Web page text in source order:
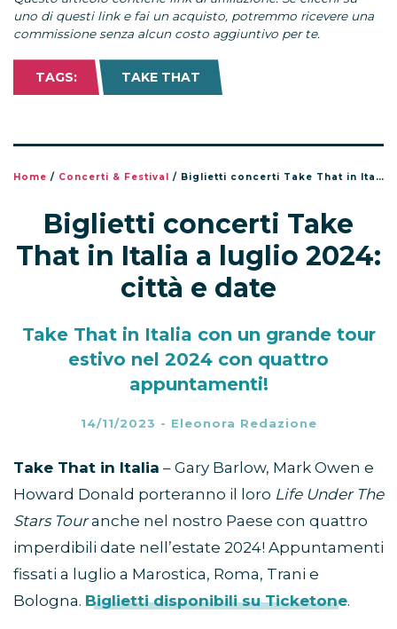
uno di questi link e fai un acquisto, potremmo ricevere una
commissione senza alcun costo aggiuntivo per te.
TAGS: TAKE THAT
Home / Concerti & Festival / Biglietti concerti Take That in Italia a luglio 2024: città e date
Biglietti concerti Take
That in Italia a luglio 2024:
città e date
Take That in Italia con un grande tour
estivo nel 2024 con quattro
appuntamenti!
14/11/2023 - Eleonora Redazione
Take That in Italia – Gary Barlow, Mark Owen e
Howard Donald porteranno il loro Life Under The
Stars Touranche nel nostro Paese con quattro
imperdibili date nell’estate 2024! Appuntamenti
fissati a luglio a Marostica, Roma, Trani e
Bologna. Biglietti disponibili su Ticketone.